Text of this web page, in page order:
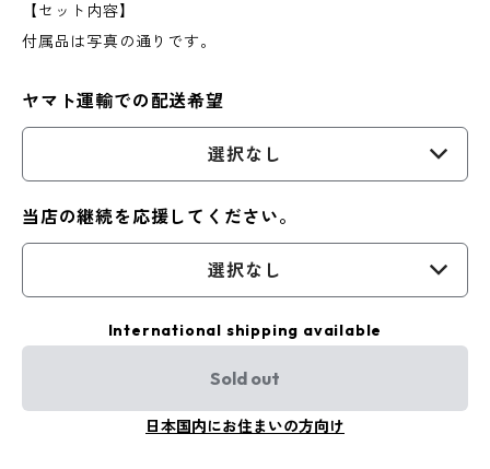
【セット内容】
付属品は写真の通りです。
ヤマト運輸での配送希望
選択なし
当店の継続を応援してください。
選択なし
International shipping available
Sold out
日本国内にお住まいの方向け